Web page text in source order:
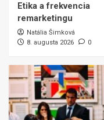
Etika a frekvencia
remarketingu
Natália Šimková
8. augusta 2026
0